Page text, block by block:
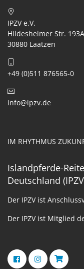
IPZV e.V.
Hildesheimer Str. 193A
30880 Laatzen
+49 (0)511 876565-0
info@ipzv.de
IM RHYTHMUS
Islandpferde-
Deutschland
Der IPZV ist
Der IPZV ist Mitglied